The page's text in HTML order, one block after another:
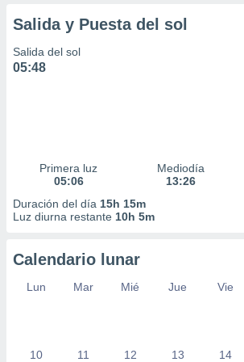
Salida y Puesta del sol
Salida del sol
05:48
Primera luz
05:06
Mediodía
13:26
Duración del día 15h 15m
Luz diurna restante 10h 5m
Calendario lunar
Lun Mar Mié Jue Vie
10 11 12 13 14